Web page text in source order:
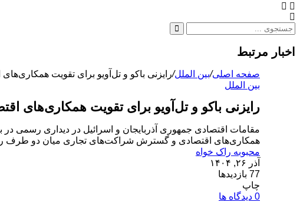
اخبار مرتبط
صفحه اصلی/بین الملل/رایزنی باکو و تل‌آویو برای تقویت همکاری‌های
بین الملل
رایزنی باکو و تل‌آویو برای تقویت همکاری‌های
مقامات اقتصادی جمهوری آذربایجان و اسرائیل در دیداری رسمی در
همکاری‌های اقتصادی و گسترش شراکت‌های تجاری میان دو طرف
محبوبه راک خواه
آذر ۲۶, ۱۴۰۴
77 بازدیدها
چاپ
0 دیدگاه ها